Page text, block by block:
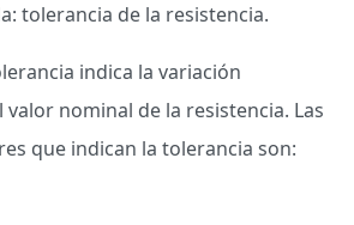
tolerancia de la resistencia.
indica la variación
nominal de la resistencia. Las
que indican la tolerancia son: